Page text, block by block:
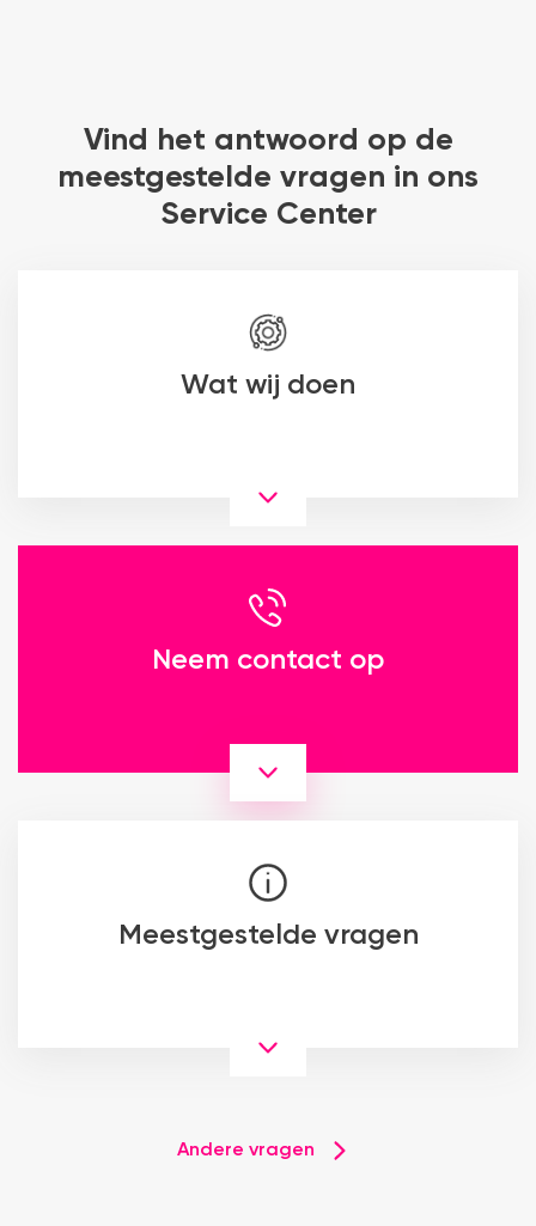
Vind het antwoord op de
meestgestelde vragen in ons
Service Center
Wat wij doen
Neem contact op
Meestgestelde vragen
Andere vragen